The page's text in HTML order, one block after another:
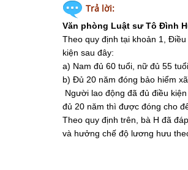
Trả lời:
Văn phòng Luật sư Tô Đình
Theo quy định tại khoản 1,
kiện sau đây:
a) Nam đủ 60 tuổi, nữ đủ 55
b) Đủ 20 năm đóng bảo hiểm
Người lao động đã đủ điều
đủ 20 năm thì được đóng cho
Theo quy định trên, bà H đã
và hưởng chế độ lương hưu